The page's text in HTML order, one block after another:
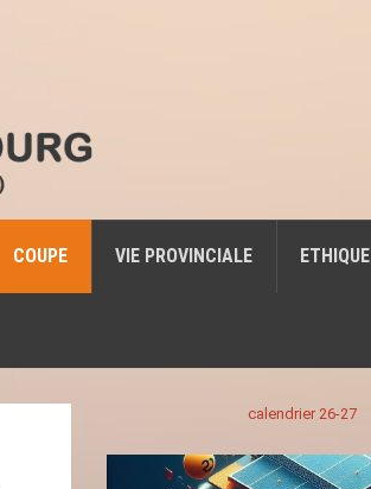
COUPE VIE PROVINCIALE ETHIQUE
calendrier 26-27